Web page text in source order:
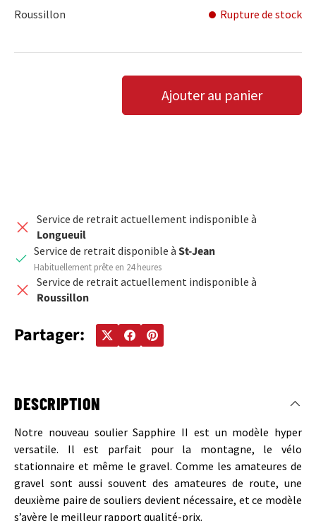
Roussillon Rupture de stock
DIMINUER LA QUANTITÉ
AUGMENTER LA QUANTITÉ
Ajouter au panier
Service de retrait actuellement indisponible à
Longueuil
Service de retrait disponible à St-Jean
Habituellement prête en 24 heures
Service de retrait actuellement indisponible à
Roussillon
Partager:
DESCRIPTION
Notre nouveau soulier Sapphire II est un modèle hyper
versatile. Il est parfait pour la montagne, le vélo
stationnaire et même le gravel. Comme les amateures de
gravel sont aussi souvent des amateures de route, une
deuxième paire de souliers devient nécessaire, et ce modèle
s’avère le meilleur rapport qualité-prix.